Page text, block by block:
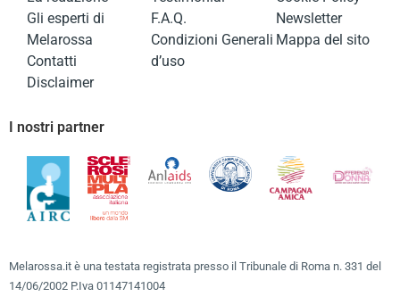
Gli esperti di
Melarossa
Contatti
Disclaimer
F.A.Q.
Condizioni Generali
d’uso
Newsletter
Mappa del sito
I nostri partner
Melarossa.it è una testata registrata presso il Tribunale di Roma n. 331 del
14/06/2002 P.Iva 01147141004